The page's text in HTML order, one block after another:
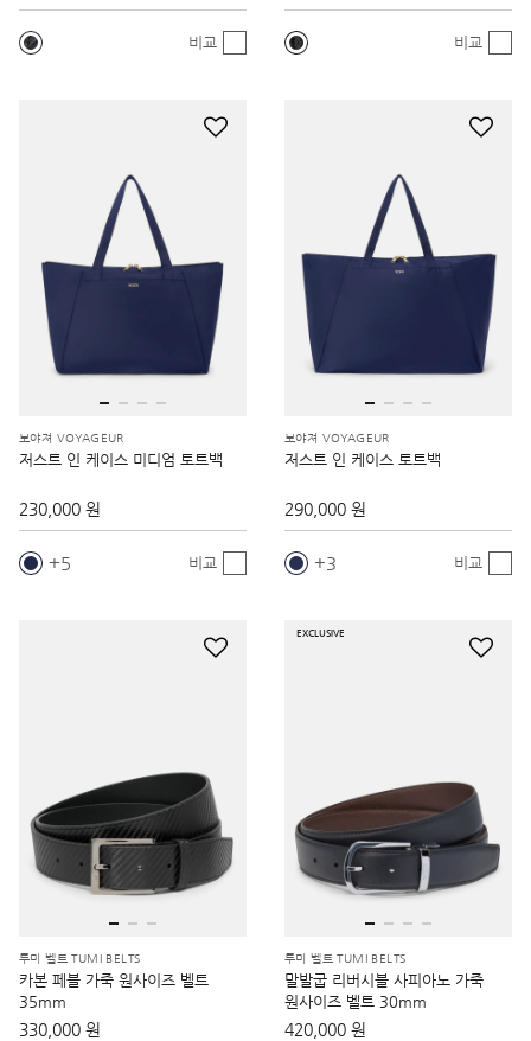
비교 비교
보야져 VOYAGEUR
저스트 인 케이스 미디엄 토트백
230,000 원
5 비교
보야져 VOYAGEUR
저스트 인 케이스 토트백
290,000 원
3 비교
투미 벨트 TUMI BELTS
카본 페블 가죽 원사이즈 벨트
35mm
330,000 원
EXCLUSIVE
투미 벨트 TUMI BELTS
말발굽 리버시블 사피아노 가죽
원사이즈 벨트 30mm
420,000 원